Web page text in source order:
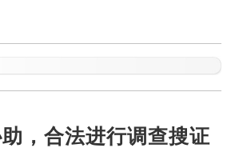
，合法进行调查搜证